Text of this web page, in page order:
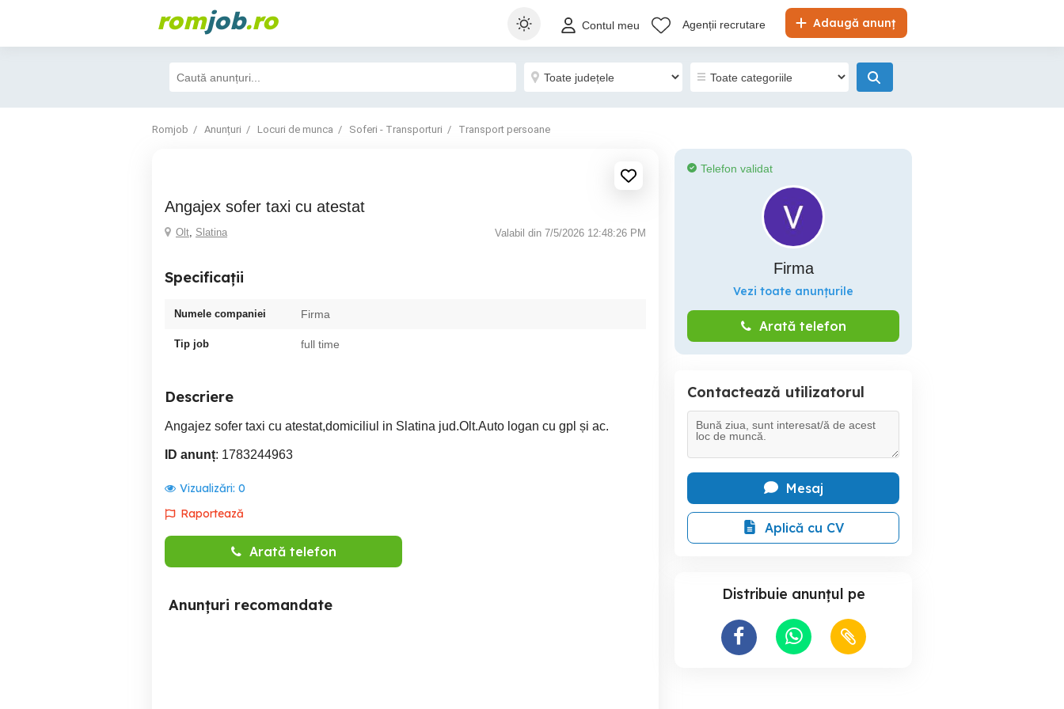
romjob.ro Adaugă anunț
Contul meu Agenții recrutare
Romjob Anunțuri Locuri de munca Soferi - Transporturi Transport persoane
Angajex sofer taxi cu atestat
Olt, Slatina Valabil din 7/5/2026 12:48:26 PM
Specificații
Numele companiei Firma
Tip job full time
Descriere
Angajez sofer taxi cu atestat,domiciliul in Slatina jud.Olt.Auto logan cu gpl și ac.
ID anunț: 1783244963
Vizualizări: 0
Raportează
Arată telefon
Anunțuri recomandate
Telefon validat
Firma
Vezi toate anunțurile
Arată telefon
Contactează utilizatorul
Mesaj
Aplică cu CV
Distribuie anunțul pe